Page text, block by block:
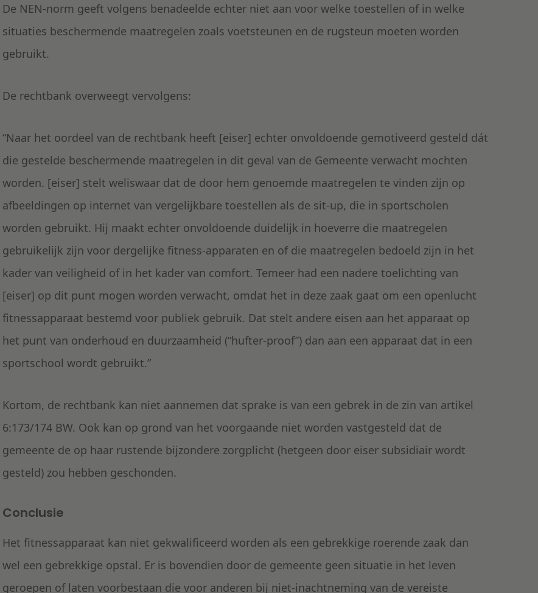
De NEN-norm geeft volgens benadeelde echter niet aan voor welke toestellen of in welke
situaties beschermende maatregelen zoals voetsteunen en de rugsteun moeten worden
gebruikt.
De rechtbank overweegt vervolgens:
“Naar het oordeel van de rechtbank heeft [eiser] echter onvoldoende gemotiveerd gesteld dát
die gestelde beschermende maatregelen in dit geval van de Gemeente verwacht mochten
worden. [eiser] stelt weliswaar dat de door hem genoemde maatregelen te vinden zijn op
afbeeldingen op internet van vergelijkbare toestellen als de sit-up, die in sportscholen
worden gebruikt. Hij maakt echter onvoldoende duidelijk in hoeverre die maatregelen
gebruikelijk zijn voor dergelijke fitness-apparaten en of die maatregelen bedoeld zijn in het
kader van veiligheid of in het kader van comfort. Temeer had een nadere toelichting van
[eiser] op dit punt mogen worden verwacht, omdat het in deze zaak gaat om een openlucht
fitnessapparaat bestemd voor publiek gebruik. Dat stelt andere eisen aan het apparaat op
het punt van onderhoud en duurzaamheid (“hufter-proof”) dan aan een apparaat dat in een
sportschool wordt gebruikt.”
Kortom, de rechtbank kan niet aannemen dat sprake is van een gebrek in de zin van artikel
6:173/174 BW. Ook kan op grond van het voorgaande niet worden vastgesteld dat de
gemeente de op haar rustende bijzondere zorgplicht (hetgeen door eiser subsidiair wordt
gesteld) zou hebben geschonden.
Conclusie
Het fitnessapparaat kan niet gekwalificeerd worden als een gebrekkige roerende zaak dan
wel een gebrekkige opstal. Er is bovendien door de gemeente geen situatie in het leven
geroepen of laten voorbestaan die voor anderen bij niet-inachtneming van de vereiste